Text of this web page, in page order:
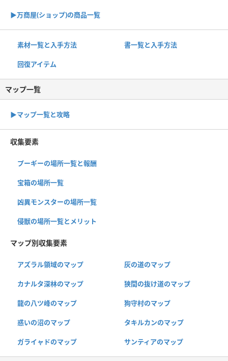
▶︎万商屋(ショップ)の商品一覧
素材一覧と入手方法 書一覧と入手方法
回復アイテム
マップ一覧
▶︎マップ一覧と攻略
収集要素
プーギーの場所一覧と報酬
宝箱の場所一覧
凶異モンスターの場所一覧
侵獣の場所一覧とメリット
マップ別収集要素
アズラル領域のマップ 灰の道のマップ
カナルタ深林のマップ 狭間の抜け道のマップ
龍の八ツ峰のマップ 狗守村のマップ
惑いの沼のマップ タキルカンのマップ
ガライャドのマップ サンティアのマップ